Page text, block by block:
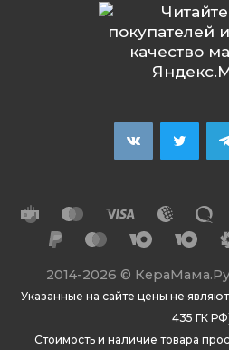
2014-2026 ©
Указанные на сайте цены не
435 ГК
Стоимость и наличие товара